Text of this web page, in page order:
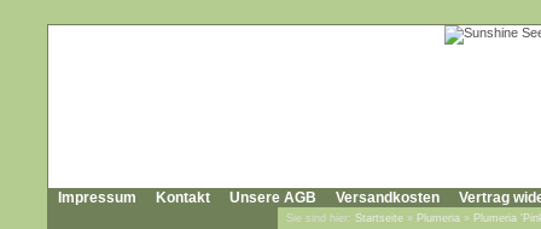
Impressum Kontakt Unsere AGB Versandkosten Vertrag
Sie sind hier: Startseite » Plumeria » Plumeria